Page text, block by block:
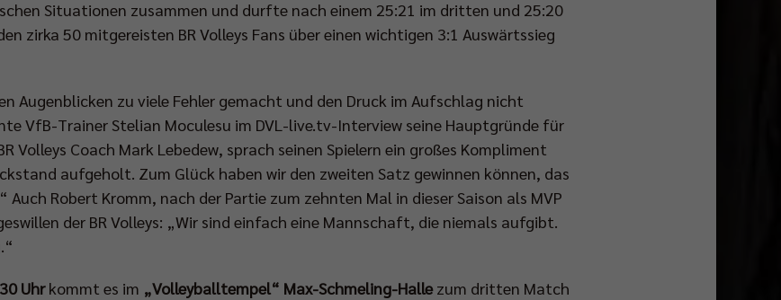
Situationen zusammen und durfte nach einem 25:21 im dritten und 25:20
zirka 50 mitgereisten BR Volleys Fans über einen wichtigen 3:1 Auswärtssieg
Augenblicken zu viele Fehler gemacht und den Druck im Aufschlag nicht
VfB-Trainer Stelian Moculesu im DVL-live.tv-Interview seine Hauptgründe für
Volleys Coach Mark Lebedew, sprach seinen Spielern ein großes Kompliment
aufgeholt. Zum Glück haben wir den zweiten Satz gewinnen können, das
Robert Kromm, nach der Partie zum zehnten Mal in dieser Saison als MVP
der BR Volleys: „Wir sind einfach eine Mannschaft, die niemals aufgibt.
Uhrkommt es im „Volleyballtempel“ Max-Schmeling-Hallezum dritten Match